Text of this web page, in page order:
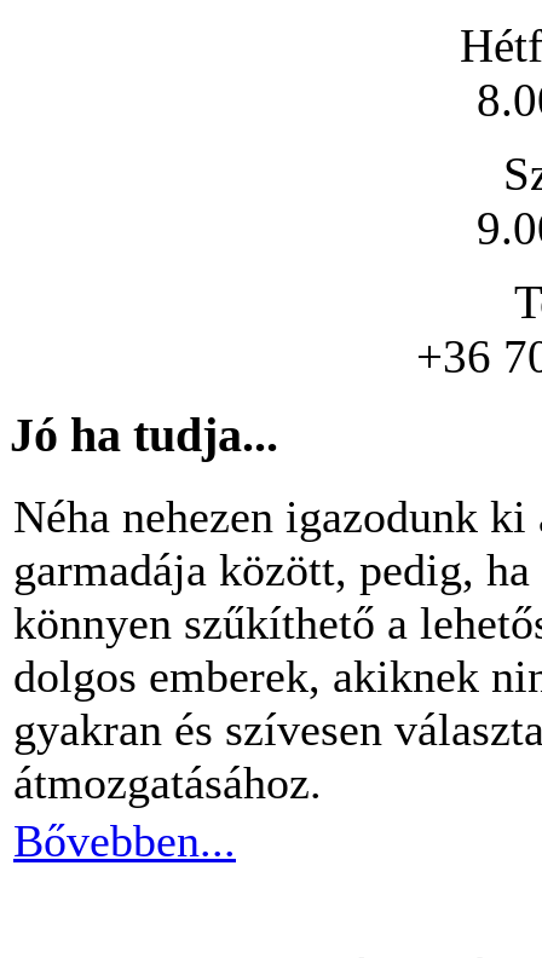
+36
Jó ha tudja...
Néha nehezen igazodunk
garmadája között, pedig,
könnyen szűkíthető a
dolgos emberek, akiknek
gyakran és szívesen
átmozgatásához.
Bővebben...